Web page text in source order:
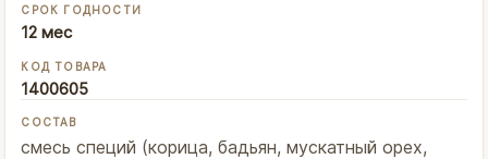
СРОК ГОДНОСТИ
12 мес
КОД ТОВАРА
1400605
СОСТАВ
смесь специй (корица, бадьян, мускатный орех,